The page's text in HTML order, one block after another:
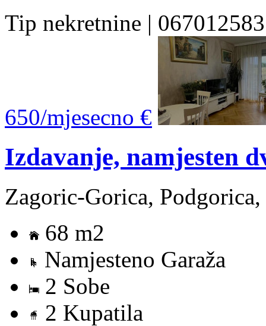
Tip nekretnine | 067012583
650/mjesecno €
Izdavanje, namjesten
Zagoric-Gorica,
68 m2
Namjesteno Garaža
2 Sobe
2 Kupatila